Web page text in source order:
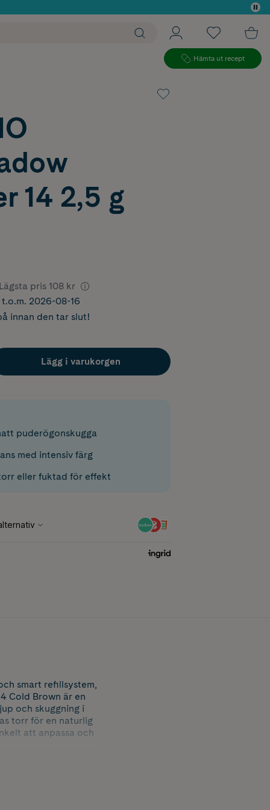
Hämta ut recept
14 2,5 g
pris 108 kr
2026-08-16
innan den tar slut!
Lägg i varukorgen
puderögonskugga
med intensiv färg
eller fuktad för effekt
smart refillsystem,
Cold Brown är en
och skuggning i
torr för en naturlig
att anpassa och